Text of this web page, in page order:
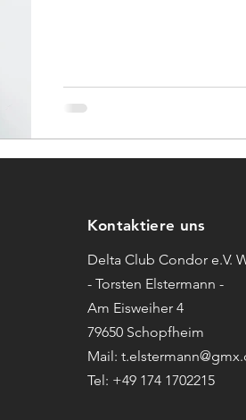
Kontaktiere uns
Delta Club Condor e.V.
- Torsten Elstermann -
Am Eisweiher 4
79650 Schopfheim
Mail:
Tel: +49 174 1702215